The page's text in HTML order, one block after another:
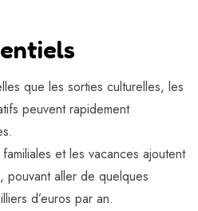
que les sorties culturelles, les
peuvent rapidement
et les vacances ajoutent
pouvant aller de quelques
d’euros par an.